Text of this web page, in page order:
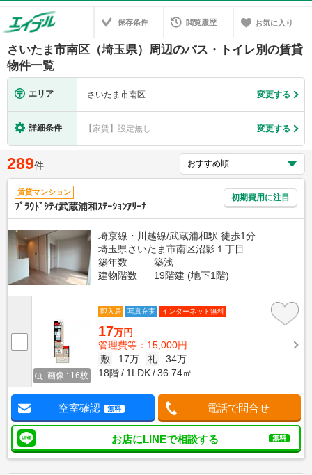
保存条件 閲覧履歴 お気に入り
さいたま市南区（埼玉県）周辺のバス・トイレ別の賃貸
物件一覧
エリア -さいたま市南区 変更する
詳細条件 【家賃】設定無し 変更する
289件
賃貸マンション
ﾌﾟﾗｳﾄﾞｼﾃｨ武蔵浦和ｽﾃｰｼｮﾝｱﾘｰﾅ
初期費用に注目
埼京線・川越線/武蔵浦和駅 徒歩1分
埼玉県さいたま市南区沼影１丁目
築年数
築浅
建物階数
19階建 (地下1階)
画像 : 16枚
即入居 写真充実 インターネット無料
17万円
管理費等：15,000円
敷
17万 礼
34万
18階
1LDK 36.74㎡
空室確認 無料 電話で問合せ
お店にLINEで相談する 無料